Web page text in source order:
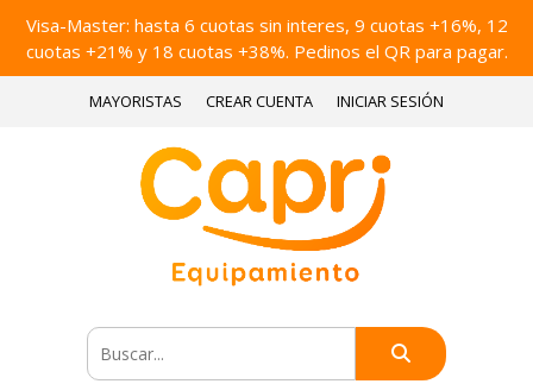
Visa-Master: hasta 6 cuotas sin interes, 9 cuotas +16%, 12
cuotas +21% y 18 cuotas +38%. Pedinos el QR para pagar.
MAYORISTAS CREAR CUENTA INICIAR SESIÓN